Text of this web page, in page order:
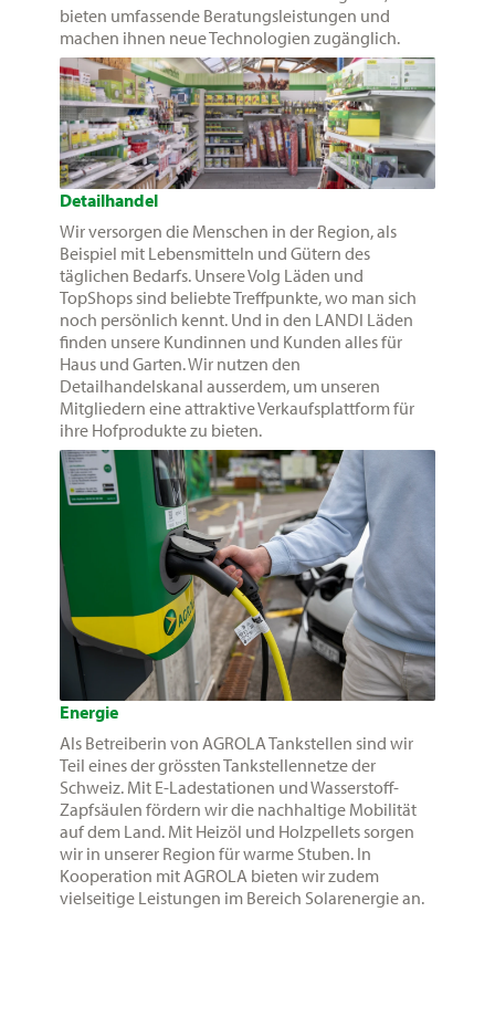
bieten umfassende Beratungsleistungen und
machen ihnen neue Technologien zugänglich.
Detailhandel
Wir versorgen die Menschen in der Region, als
Beispiel mit Lebensmitteln und Gütern des
täglichen Bedarfs. Unsere Volg Läden und
TopShops sind beliebte Treffpunkte, wo man sich
noch persönlich kennt. Und in den LANDI Läden
finden unsere Kundinnen und Kunden alles für
Haus und Garten. Wir nutzen den
Detailhandelskanal ausserdem, um unseren
Mitgliedern eine attraktive Verkaufsplattform für
ihre Hofprodukte zu bieten.
Energie
Als Betreiberin von AGROLA Tankstellen sind wir
Teil eines der grössten Tankstellennetze der
Schweiz. Mit E-Ladestationen und Wasserstoff-
Zapfsäulen fördern wir die nachhaltige Mobilität
auf dem Land. Mit Heizöl und Holzpellets sorgen
wir in unserer Region für warme Stuben. In
Kooperation mit AGROLA bieten wir zudem
vielseitige Leistungen im Bereich Solarenergie an.